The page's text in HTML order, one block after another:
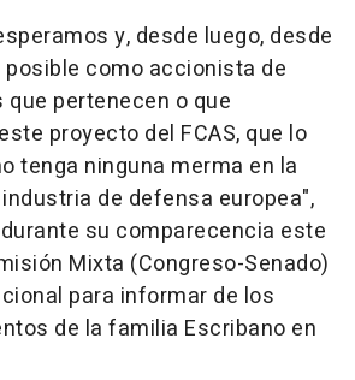
y, desde luego, desde
posible como accionista de
que pertenecen o que
proyecto del FCAS, que lo
tenga ninguna merma en la
de defensa europea",
su comparecencia este
Mixta (Congreso-Senado)
para informar de los
de la familia Escribano en